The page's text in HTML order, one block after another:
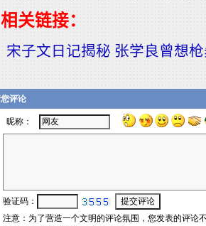
相关链接：
宋子文日记揭秘 张学良曾想